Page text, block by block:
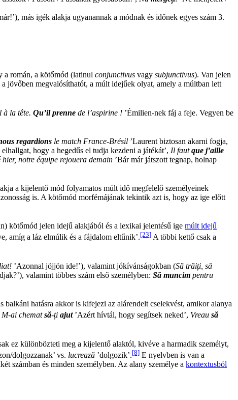
más igék alakja ugyanannak a módnak és időnek egyes szám 3.
a román, a kötőmód (latinul conjunctivus vagy subjunctivus). Van jelen
jövőben megvalósíthatót, a múlt idejűek olyat, amely a múltban lett
à la tête. Qu’il prenne de l’aspirine ! ’Émilien-nek fáj a feje. Vegyen be
regardions le match France-Brésil ’Laurent biztosan akarni fogja,
elhallgat, hogy a hegedűs el tudja kezdeni a játékát’, Il fautque j’aille
hier, notre équipe rejouera demain ’Bár már játszott tegnap, holnap
a kijelentő mód folyamatos múlt idő megfelelő személyeinek
is. A kötőmód morfémájának tekintik azt is, hogy az ige előtt
kötőmód jelen idejű alakjából és a lexikai jelentésű ige múlt idejű
amíg a láz elmúlik és a fájdalom eltűnik’.[23] A többi kettő csak a
’Azonnal jöjjön ide!’), valamint jókívánságokban (Să trăiți, să
valamint többes szám első személyben: Să muncim pentru
hatásra akkor is kifejezi az alárendelt cselekvést, amikor alanya
M-ai chematsă-ți ajut’Azért hívtál, hogy segítsek neked’, Vreau să
ez különbözteti meg a kijelentő alaktól, kivéve a harmadik személyt,
dolgozzanak’ vs. lucrează ’dolgozik’.[8] E nyelvben is van a
számban és minden személyben. Az alany személye a kontextusból